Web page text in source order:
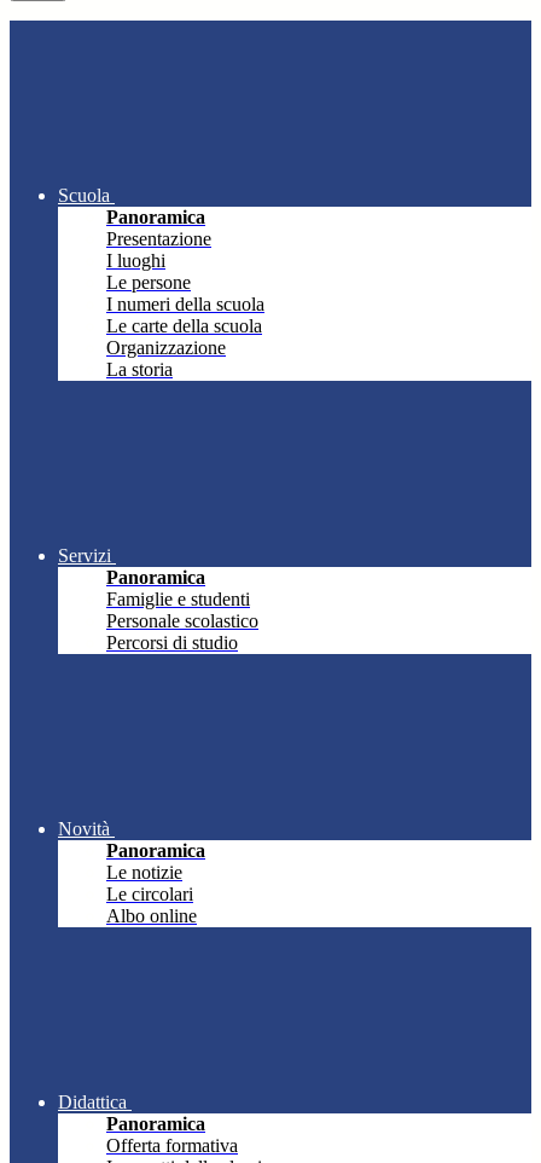
Scuola
Panoramica
Presentazione
I luoghi
Le persone
I numeri della scuola
Le carte della scuola
Organizzazione
La storia
Servizi
Panoramica
Famiglie e studenti
Personale scolastico
Percorsi di studio
Novità
Panoramica
Le notizie
Le circolari
Albo online
Didattica
Panoramica
Offerta formativa